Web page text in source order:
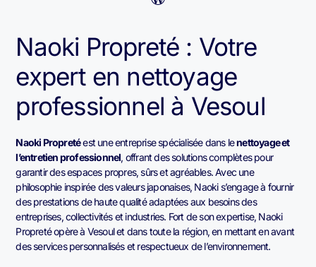
Naoki Propreté : Votre
expert en nettoyage
professionnel à Vesoul
Naoki Propretéest une entreprise spécialisée dans lenettoyage et
l’entretien professionnel, offrant des solutions complètes pour
garantir des espaces propres, sûrs et agréables. Avec une
philosophie inspirée des valeurs japonaises, Naoki s’engage à fournir
des prestations de haute qualité adaptées aux besoins des
entreprises, collectivités et industries. Fort de son expertise, Naoki
Propreté opère à Vesoul et dans toute la région, en mettant en avant
des services personnalisés et respectueux de l’environnement.